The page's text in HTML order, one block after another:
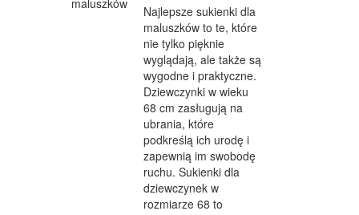
AGENCJE REKLAMOWE
MATERIAŁY REKLAMOWE
INNE AGENCJE
WIGOR
IMPREZY INTEGRACYJNE
HOBBY
ZAJĘCIA SPORTOWE I REKREACYJNE
Najlepsze sukienki dla
maluszków to te, które
nie tylko pięknie
wyglądają, ale także są
wygodne i praktyczne.
Dziewczynki w wieku
68 cm zasługują na
ubrania, które
podkreślą ich urodę i
zapewnią im swobodę
ruchu. Sukienki dla
dziewczynek w
rozmiarze 68 to